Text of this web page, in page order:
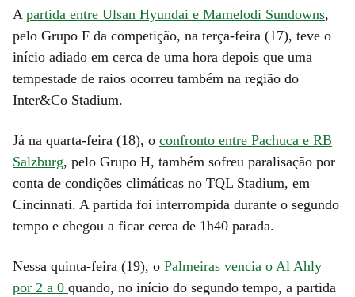
A partida entre Ulsan Hyundai e Mamelodi Sundowns,
pelo Grupo F da competição, na terça-feira (17), teve o
início adiado em cerca de uma hora depois que uma
tempestade de raios ocorreu também na região do
Inter&Co Stadium.
Já na quarta-feira (18), o confronto entre Pachuca e RB
Salzburg, pelo Grupo H, também sofreu paralisação por
conta de condições climáticas no TQL Stadium, em
Cincinnati. A partida foi interrompida durante o segundo
tempo e chegou a ficar cerca de 1h40 parada.
Nessa quinta-feira (19), o Palmeiras vencia o Al Ahly
por 2 a 0 quando, no início do segundo tempo, a partida